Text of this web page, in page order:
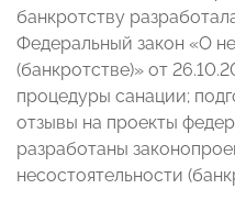
банкротству
Федеральный закон «О
(банкротстве)» от
процедуры санации;
отзывы на проекты
разработаны
несостоятельности